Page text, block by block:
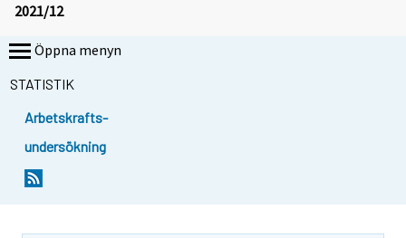
2021/12
Öppna menyn
STATISTIK
Arbetskrafts-
undersökning